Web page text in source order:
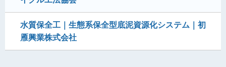
水質保全工｜生態系保全型底泥資源化システム｜初
雁興業株式会社